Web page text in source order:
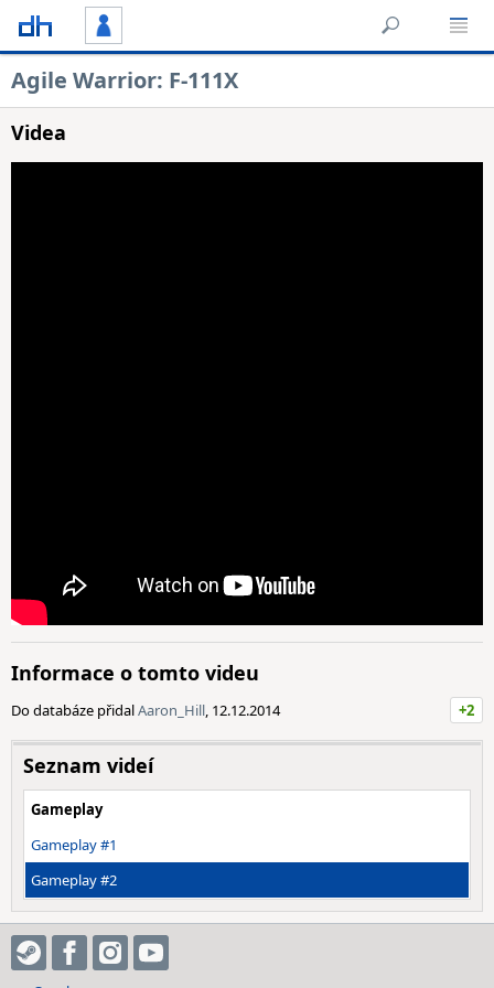
Agile Warrior: F-111X
Videa
Informace o tomto videu
Do databáze přidalAaron_Hill, 12.12.2014 +2
Seznam videí
Gameplay
Gameplay #1
Gameplay #2